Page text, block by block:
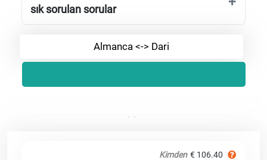
sık sorulan sorular
Almanca <-> Dari
Kimden € 106.40